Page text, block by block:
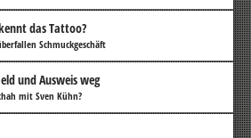
das Tattoo?
Schmuckgeschäft
und Ausweis weg
mit Sven Kühn?